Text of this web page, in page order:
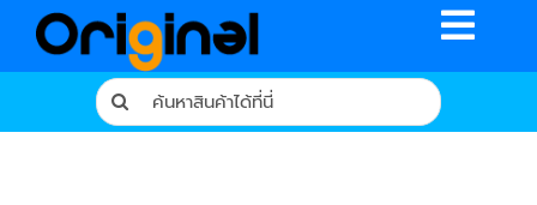
Toggle
Search
for: